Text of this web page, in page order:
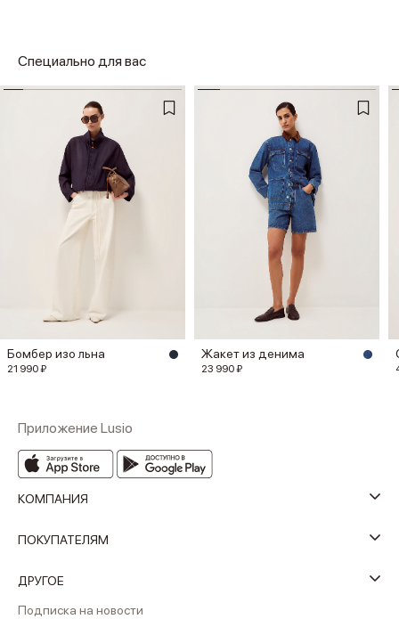
Специально для вас
Бомбер изо льна
21 990 ₽
Жакет из денима
23 990 ₽
Приложение Lusio
КОМПАНИЯ
ПОКУПАТЕЛЯМ
ДРУГОЕ
Подписка на новости